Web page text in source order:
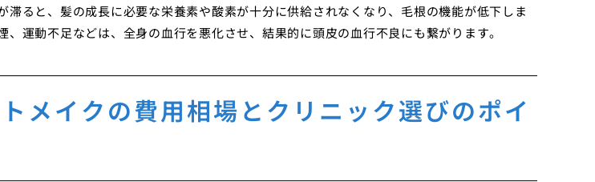
滞ると、髪の成長に必要な栄養素や酸素が十分に供給されなくなり、毛根の機能が低下しま
、運動不足などは、全身の血行を悪化させ、結果的に頭皮の血行不良にも繋がります。
メイクの費用相場とクリニック選びのポイ